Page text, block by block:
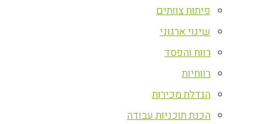
פיתוח צוותים
שינוי ארגוני
רווח והפסד
רווחיות
הגדלת מכירות
הכנת תוכניות עבודה